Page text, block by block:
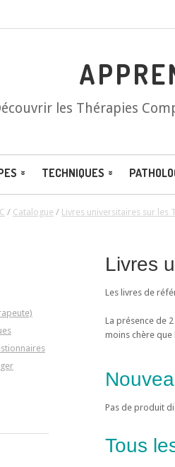
les Thérapies
TECHNIQUES
/ Catalogue / Livres universitaires sur les
Livres
Les livres de
La présence de
moins chère
Pas de produit
Tous